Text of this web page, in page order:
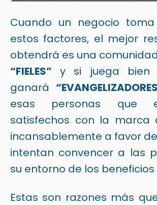
Cuando un negocio
estos factores, el mejor
obtendrá es una
“FIELES” y si juega bien
ganará
esas personas que
satisfechos con la marca
incansablemente a favor
intentan convencer a las
su entorno de los
Estas son razones más